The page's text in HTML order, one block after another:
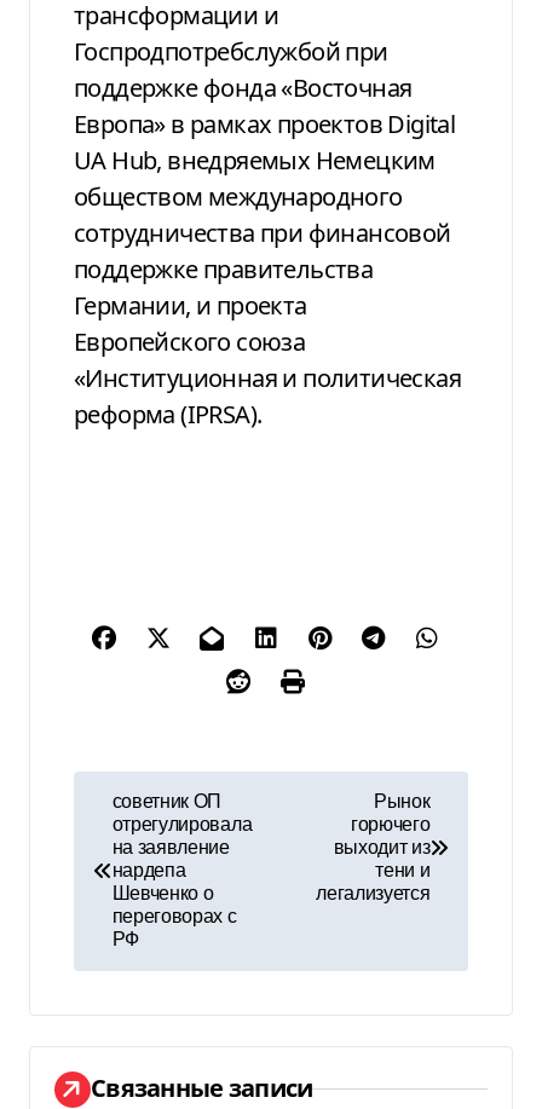
трансформации и
Госпродпотребслужбой при
поддержке фонда «Восточная
Европа» в рамках проектов Digital
UA Hub, внедряемых Немецким
обществом международного
сотрудничества при финансовой
поддержке правительства
Германии, и проекта
Европейского союза
«Институционная и политическая
реформа (IPRSA).
а
ц
советник ОП
отрегулировала
на заявление
нардепа
Шевченко о
переговорах с
РФ
Рынок
горючего
выходит из
тени и
легализуется
Связанные записи